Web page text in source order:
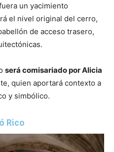
un yacimiento
el nivel original del cerro,
de acceso trasero,
será comisariado por Alicia
quien aportará contexto a
y simbólico.
Rico